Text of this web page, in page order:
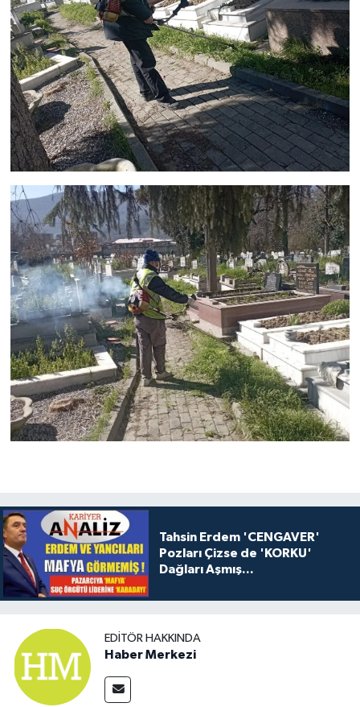
Tahsin Erdem 'CENGAVER'
Pozları Çizse de 'KORKU'
Dağları Aşmış...
EDITÖR HAKKINDA
Haber Merkezi